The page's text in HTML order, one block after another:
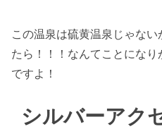
この温泉は硫黄温泉じゃな
たら！！！なんてことにな
ですよ！
シルバーアク